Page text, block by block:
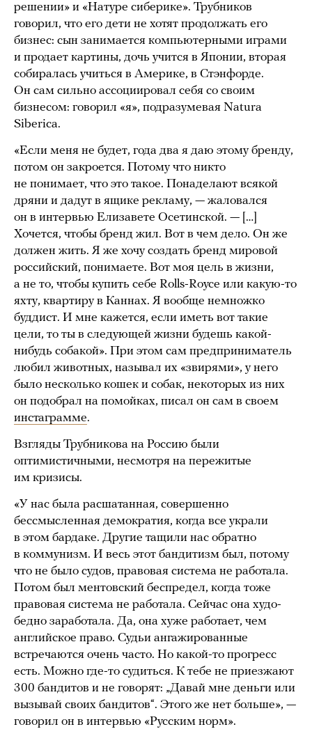
решении» и «Натуре сиберике». Трубников
говорил, что его дети не хотят продолжать его
бизнес: сын занимается компьютерными играми
и продает картины, дочь учится в Японии, вторая
собиралась учиться в Америке, в Стэнфорде.
Он сам сильно ассоциировал себя со своим
бизнесом: говорил «я», подразумевая Natura
Siberica.
«Если меня не будет, года два я даю этому бренду,
потом он закроется. Потому что никто
не понимает, что это такое. Понаделают всякой
дряни и дадут в ящике рекламу, — жаловался
он в интервью Елизавете Осетинской. — […]
Хочется, чтобы бренд жил. Вот в чем дело. Он же
должен жить. Я же хочу создать бренд мировой
российский, понимаете. Вот моя цель в жизни,
а не то, чтобы купить себе Rolls-Royce или какую-то
яхту, квартиру в Каннах. Я вообще немножко
буддист. И мне кажется, если иметь вот такие
цели, то ты в следующей жизни будешь какой-
нибудь собакой». При этом сам предприниматель
любил животных, называл их «звирями», у него
было несколько кошек и собак, некоторых из них
он подобрал на помойках, писал он сам в своем
инстаграмме.
Взгляды Трубникова на Россию были
оптимистичными, несмотря на пережитые
им кризисы.
«У нас была расшатанная, совершенно
бессмысленная демократия, когда все украли
в этом бардаке. Другие тащили нас обратно
в коммунизм. И весь этот бандитизм был, потому
что не было судов, правовая система не работала.
Потом был ментовский беспредел, когда тоже
правовая система не работала. Сейчас она худо-
бедно заработала. Да, она хуже работает, чем
английское право. Судьи ангажированные
встречаются очень часто. Но какой-то прогресс
есть. Можно где-то судиться. К тебе не приезжают
300 бандитов и не говорят: „Давай мне деньги или
вызывай своих бандитов“. Этого же нет больше», —
говорил он в интервью «Русским норм».